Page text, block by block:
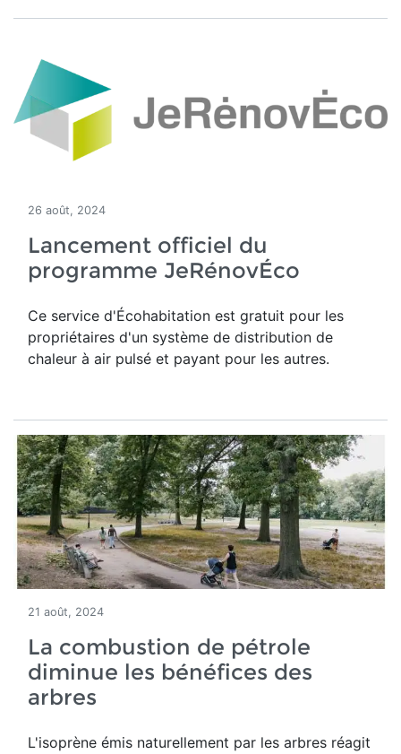
26 août, 2024
Lancement officiel du
programme JeRénovÉco
Ce service d'Écohabitation est gratuit pour les
propriétaires d'un système de distribution de
chaleur à air pulsé et payant pour les autres.
21 août, 2024
La combustion de pétrole
diminue les bénéfices des
arbres
L'isoprène émis naturellement par les arbres réagit